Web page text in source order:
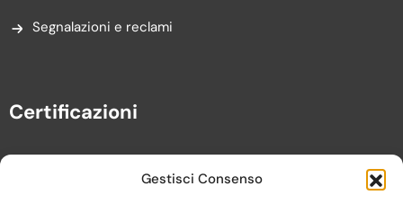
Gestisci Consenso
Segnalazioni e reclami
Certificazioni